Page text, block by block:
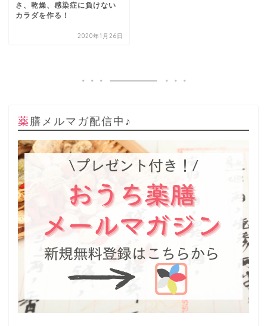
さ、乾燥、感染症に負けない
カラダを作る！
2020年1月26日
薬膳メルマガ配信中♪